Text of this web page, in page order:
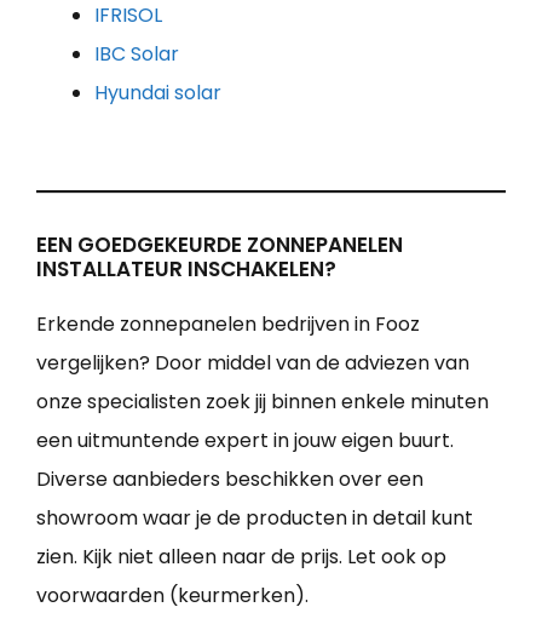
IFRISOL
IBC Solar
Hyundai solar
EEN GOEDGEKEURDE ZONNEPANELEN
INSTALLATEUR INSCHAKELEN?
Erkende zonnepanelen bedrijven in Fooz
vergelijken? Door middel van de adviezen van
onze specialisten zoek jij binnen enkele minuten
een uitmuntende expert in jouw eigen buurt.
Diverse aanbieders beschikken over een
showroom waar je de producten in detail kunt
zien. Kijk niet alleen naar de prijs. Let ook op
voorwaarden (keurmerken).